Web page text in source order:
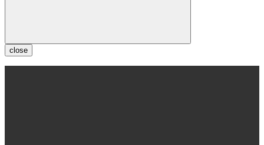
close